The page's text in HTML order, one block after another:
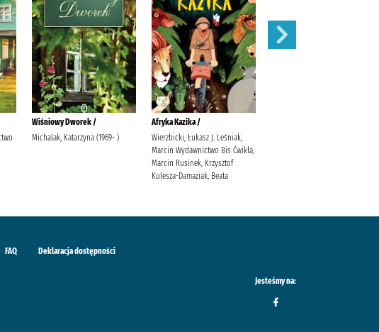
Wiśniowy Dworek /
Michalak, Katarzyna (1969- )
Afryka Kazika /
Wierzbicki, Łukasz J. Leśniak,
Marcin Wydawnictwo Bis Ćwikła,
Marcin Rusinek, Krzysztof
Kulesza-Damaziak, Beata
FAQ Deklaracja dostępności
Jesteśmy na: